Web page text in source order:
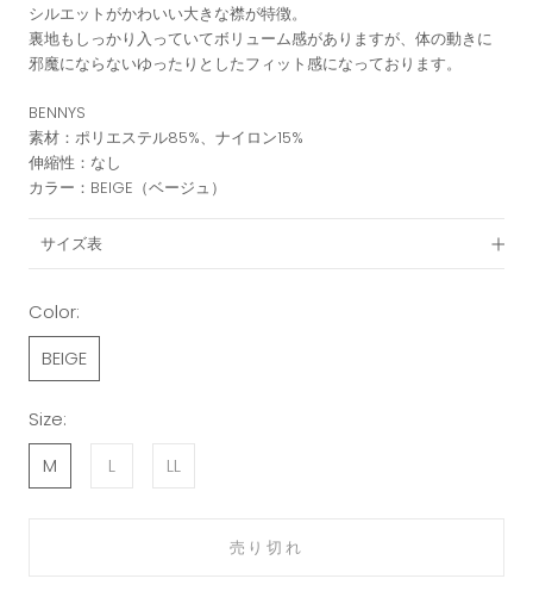
シルエットがかわいい大きな襟が特徴。
裏地もしっかり入っていてボリューム感がありますが、体の動きに
邪魔にならないゆったりとしたフィット感になっております。
BENNYS
素材：ポリエステル85%、ナイロン15%
伸縮性：なし
カラー：BEIGE（ベージュ）
サイズ表
Color:
BEIGE
Size:
M
L LL
売り切れ